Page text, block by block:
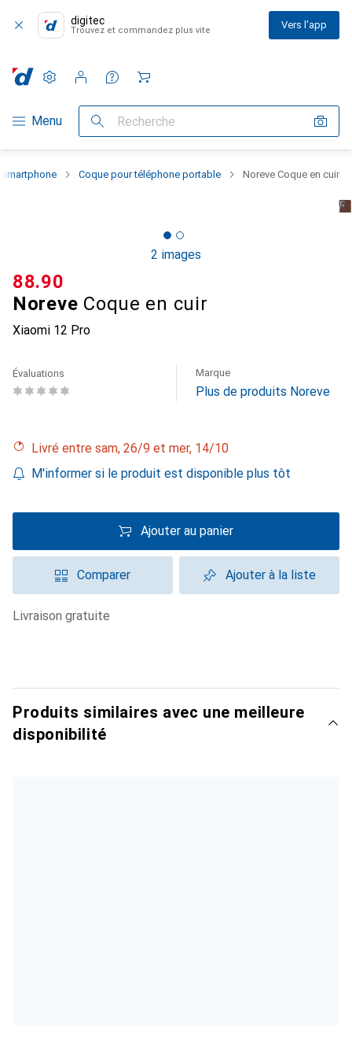
digitec
Trouvez et commandez plus vite Vers l'app
Navigation par catégorie
Menu Recherche
Paramètres
Compte client
Listes de comparaison
Listes d'envies
Panier
Coque pour téléphone portable Noreve Coque en cuir
2 images
Noreve Coque en cuir
Xiaomi 12 Pro
CHF
88.90
Évaluations Marque
Plus de produits Noreve
Livré entre sam, 26/9 et mer, 14/10
M'informer si le produit est disponible plus tôt
Ajouter au panier
Comparer Ajouter à la liste
livraison gratuite
Produits similaires avec une meilleure
disponibilité